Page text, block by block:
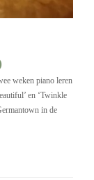
weken piano leren
en ‘Twinkle
in de